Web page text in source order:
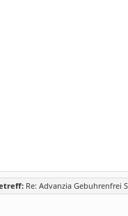
Re: Advanzia Gebuhrenfrei